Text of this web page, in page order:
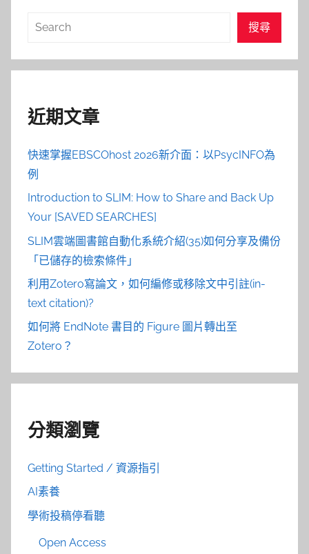
搜
搜尋
近期文章
快速掌握EBSCOhost 2026新介面：以PsycINFO為
例
Introduction to SLIM: How to Share and Back Up
Your [SAVED SEARCHES]
SLIM雲端圖書館自動化系統介紹(35)如何分享及備份
「已儲存的檢索條件」
利用Zotero寫論文，如何編修或移除文中引註(in-
text citation)?
如何將 EndNote 書目的 Figure 圖片轉出至
Zotero？
分類瀏覽
Getting Started / 資源指引
AI素養
學術投稿停看聽
Open Access